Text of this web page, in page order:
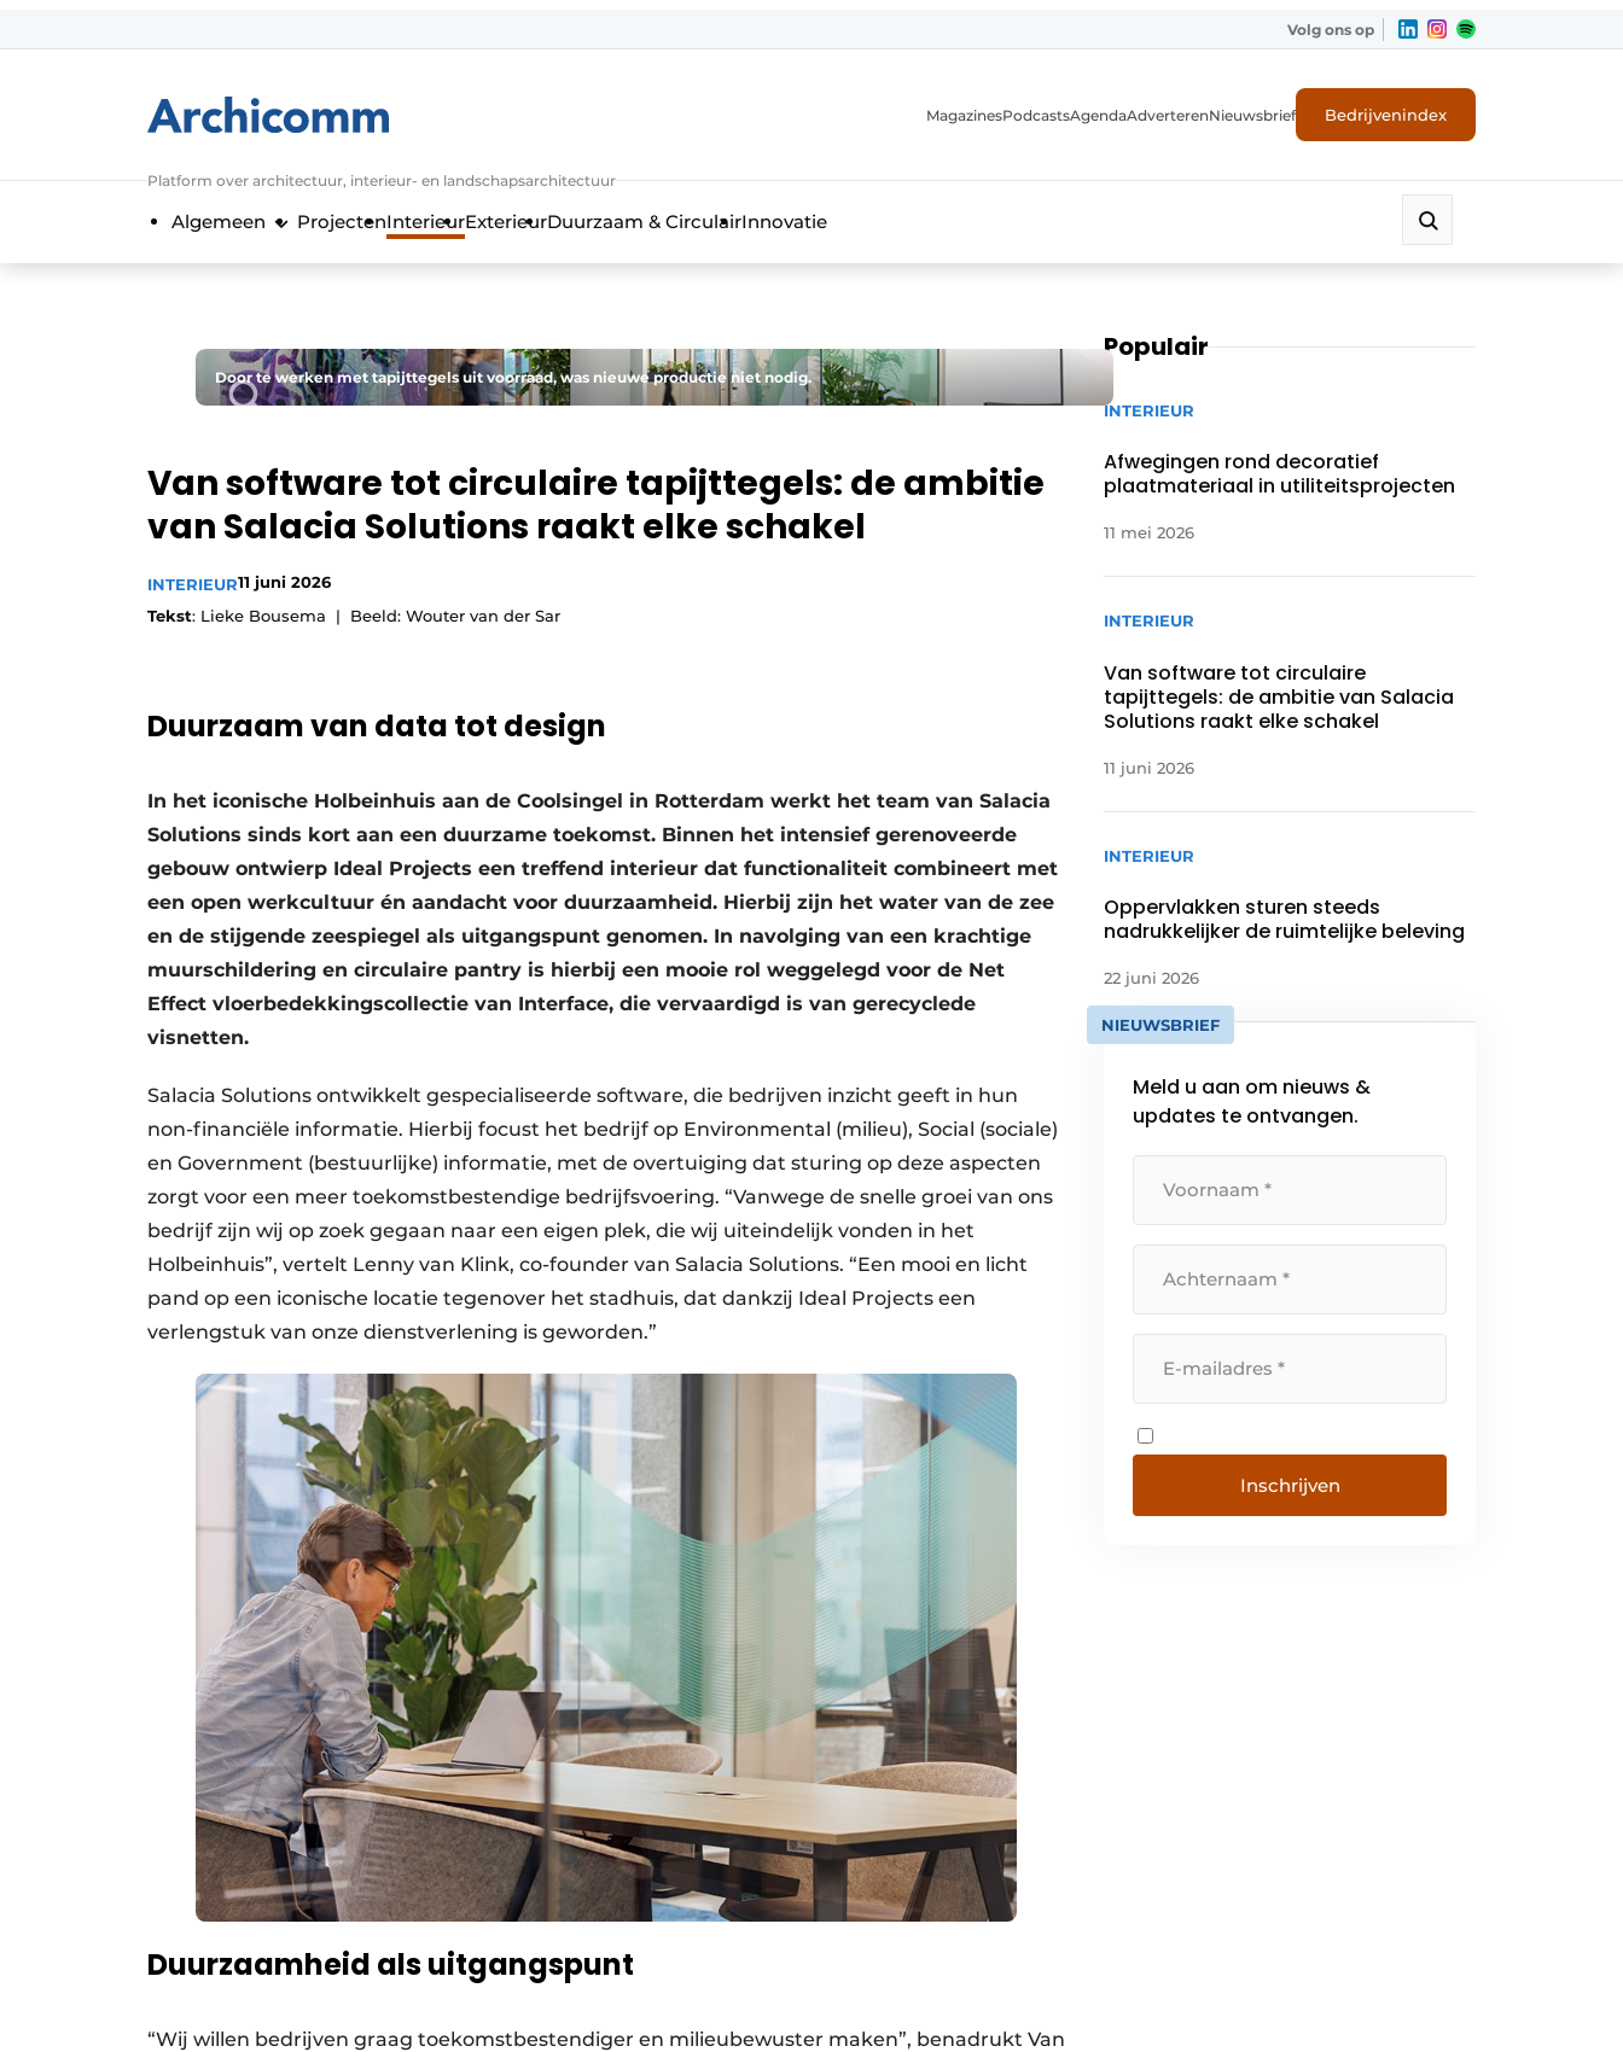
Algemene voorwaarden
Privacy / Cookie statement
Vacature aanmelden
Video’s
Volg ons op
Platform over architectuur, interieur- en landschapsarchitectuur
MagazinesPodcastsAgendaAdverterenNieuwsbrief Bedrijvenindex
Algemeen ProjectenInterieurExterieurDuurzaam & CirculairInnovatie
Door te werken met tapijttegels uit voorraad, was nieuwe productie niet nodig.
Van software tot circulaire tapijttegels: de ambitie
van Salacia Solutions raakt elke schakel
INTERIEUR11 juni 2026
Tekst: Lieke Bousema | Beeld: Wouter van der Sar
Duurzaam van data tot design
In het iconische Holbeinhuis aan de Coolsingel in Rotterdam werkt het team van Salacia
Solutions sinds kort aan een duurzame toekomst. Binnen het intensief gerenoveerde
gebouw ontwierp Ideal Projects een treffend interieur dat functionaliteit combineert met
een open werkcultuur én aandacht voor duurzaamheid. Hierbij zijn het water van de zee
en de stijgende zeespiegel als uitgangspunt genomen. In navolging van een krachtige
muurschildering en circulaire pantry is hierbij een mooie rol weggelegd voor de Net
Effect vloerbedekkingscollectie van Interface, die vervaardigd is van gerecyclede
visnetten.
Salacia Solutions ontwikkelt gespecialiseerde software, die bedrijven inzicht geeft in hun
non-financiële informatie. Hierbij focust het bedrijf op Environmental (milieu), Social (sociale)
en Government (bestuurlijke) informatie, met de overtuiging dat sturing op deze aspecten
zorgt voor een meer toekomstbestendige bedrijfsvoering. “Vanwege de snelle groei van ons
bedrijf zijn wij op zoek gegaan naar een eigen plek, die wij uiteindelijk vonden in het
Holbeinhuis”, vertelt Lenny van Klink, co-founder van Salacia Solutions. “Een mooi en licht
pand op een iconische locatie tegenover het stadhuis, dat dankzij Ideal Projects een
verlengstuk van onze dienstverlening is geworden.”
Duurzaamheid als uitgangspunt
“Wij willen bedrijven graag toekomstbestendiger en milieubewuster maken”, benadrukt Van
Populair
INTERIEUR
Afwegingen rond decoratief
plaatmateriaal in utiliteitsprojecten
11 mei 2026
INTERIEUR
Van software tot circulaire
tapijttegels: de ambitie van Salacia
Solutions raakt elke schakel
11 juni 2026
INTERIEUR
Oppervlakken sturen steeds
nadrukkelijker de ruimtelijke beleving
22 juni 2026
NIEUWSBRIEF
Meld u aan om nieuws &
updates te ontvangen.
Inschrijven